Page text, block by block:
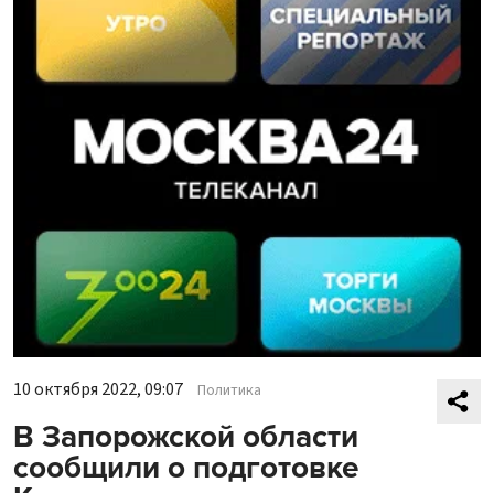
10 октября 2022, 09:07 Политика
В Запорожской области
сообщили о подготовке